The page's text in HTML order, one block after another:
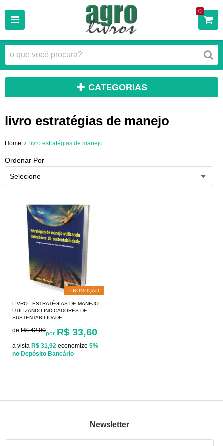
0
CATEGORIAS
livro estratégias de manejo
Home livro estratégias de manejo
Ordenar Por
Selecione
PROMOÇÃO
LIVRO - ESTRATÉGIAS DE MANEJO
UTILIZANDO INDICADORES DE
SUSTENTABILIDADE
de R$ 42,00por R$ 33,60
à vista R$ 31,92 economize 5%
no Depósito Bancário
Newsletter